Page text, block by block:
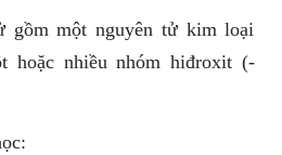
gồm một nguyên tử kim loại
hoặc nhiều nhóm hiđroxit (-